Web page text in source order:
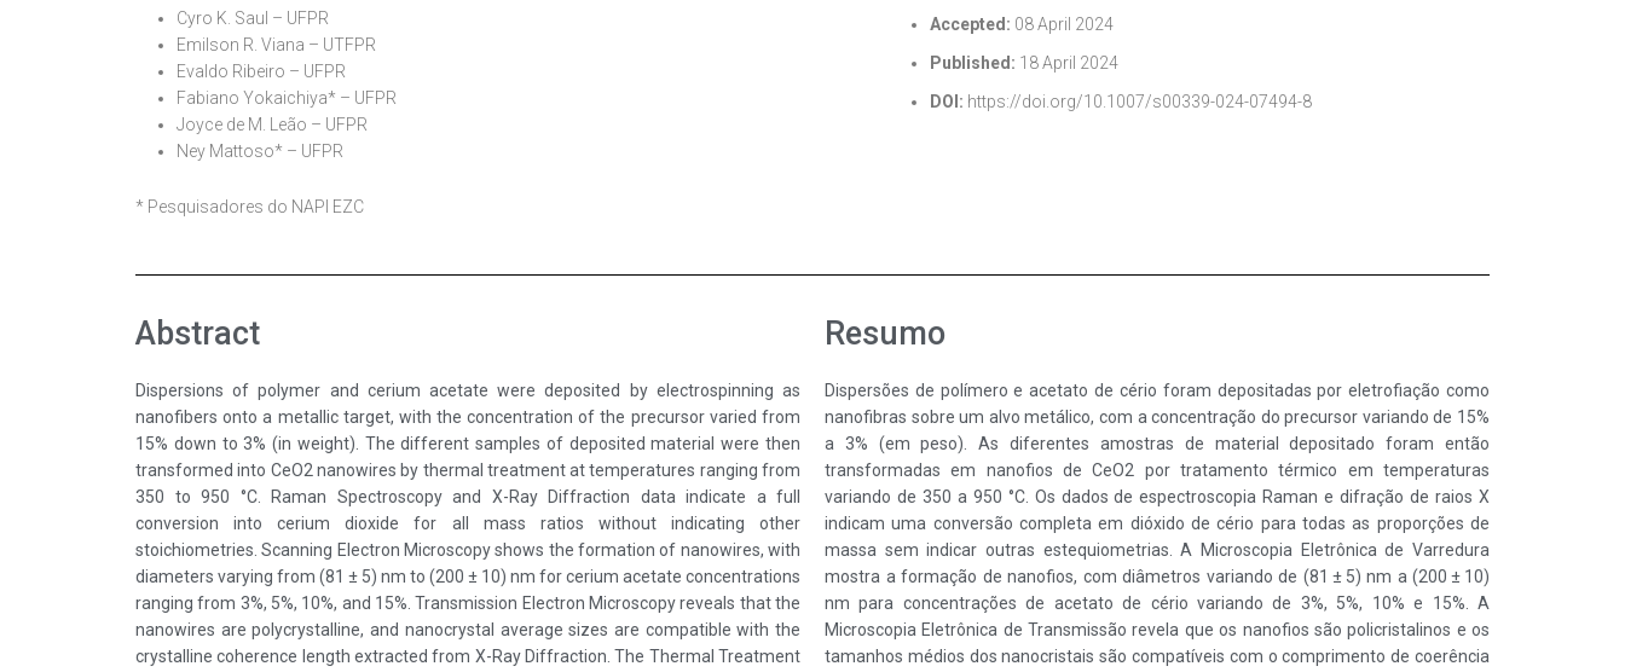
Cyro K. Saul – UFPR
Emilson R. Viana – UTFPR
Evaldo Ribeiro – UFPR
Fabiano Yokaichiya* – UFPR
Joyce de M. Leão – UFPR
Ney Mattoso* – UFPR
* Pesquisadores do NAPI EZC
Accepted: 08 April 2024
Published: 18 April 2024
DOI: https://doi.org/10.1007/s00339-024-07494-8
Abstract
Dispersions of polymer and cerium acetate were deposited by electrospinning as
nanofibers onto a metallic target, with the concentration of the precursor varied from
15% down to 3% (in weight). The different samples of deposited material were then
transformed into CeO2 nanowires by thermal treatment at temperatures ranging from
350 to 950 °C. Raman Spectroscopy and X-Ray Diffraction data indicate a full
conversion into cerium dioxide for all mass ratios without indicating other
stoichiometries. Scanning Electron Microscopy shows the formation of nanowires, with
diameters varying from (81 ± 5) nm to (200 ± 10) nm for cerium acetate concentrations
ranging from 3%, 5%, 10%, and 15%. Transmission Electron Microscopy reveals that the
nanowires are polycrystalline, and nanocrystal average sizes are compatible with the
crystalline coherence length extracted from X-Ray Diffraction. The Thermal Treatment
Resumo
Dispersões de polímero e acetato de cério foram depositadas por eletrofiação como
nanofibras sobre um alvo metálico, com a concentração do precursor variando de 15%
a 3% (em peso). As diferentes amostras de material depositado foram então
transformadas em nanofios de CeO2 por tratamento térmico em temperaturas
variando de 350 a 950 °C. Os dados de espectroscopia Raman e difração de raios X
indicam uma conversão completa em dióxido de cério para todas as proporções de
massa sem indicar outras estequiometrias. A Microscopia Eletrônica de Varredura
mostra a formação de nanofios, com diâmetros variando de (81 ± 5) nm a (200 ± 10)
nm para concentrações de acetato de cério variando de 3%, 5%, 10% e 15%. A
Microscopia Eletrônica de Transmissão revela que os nanofios são policristalinos e os
tamanhos médios dos nanocristais são compatíveis com o comprimento de coerência